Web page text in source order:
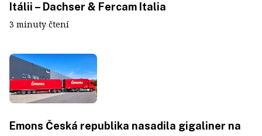
Itálii – Dachser & Fercam Italia
3 minuty čtení
Emons Česká republika nasadila gigaliner na